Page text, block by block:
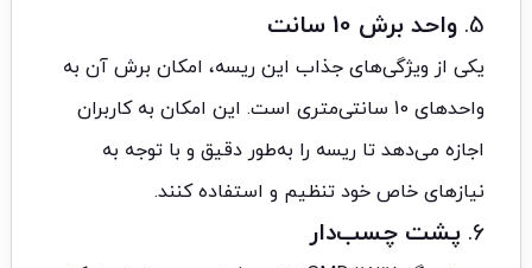
5. واحد برش 10 سانت
یکی از ویژگی‌های جذاب این ریسه، امکان برش آن به
واحدهای 10 سانتی‌متری است. این امکان به کاربران
اجازه می‌دهد تا ریسه را به‌طور دقیق و با توجه به
نیازهای خاص خود تنظیم و استفاده کنند.
6. پشت چسب‌دار